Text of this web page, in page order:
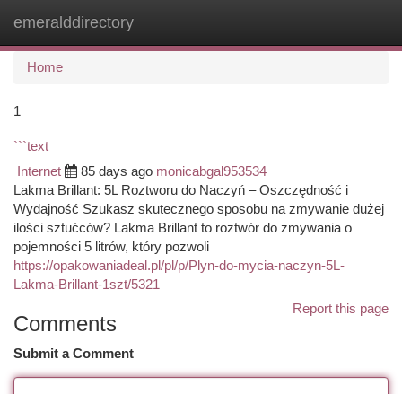
emeralddirectory
Home
1
```text
Internet 85 days ago monicabgal953534
Lakma Brillant: 5L Roztworu do Naczyń – Oszczędność i
Wydajność Szukasz skutecznego sposobu na zmywanie dużej
ilości sztućców? Lakma Brillant to roztwór do zmywania o
pojemności 5 litrów, który pozwoli
https://opakowaniadeal.pl/pl/p/Plyn-do-mycia-naczyn-5L-
Lakma-Brillant-1szt/5321
Report this page
Comments
Submit a Comment